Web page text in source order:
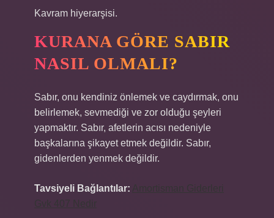
Kavram hiyerarşisi.
KURANA GÖRE SABIR
NASIL OLMALI?
Sabır, onu kendiniz önlemek ve caydırmak, onu
belirlemek, sevmediği ve zor olduğu şeyleri
yapmaktır. Sabır, afetlerin acısı nedeniyle
başkalarına şikayet etmek değildir. Sabır,
gidenlerden yenmek değildir.
Tavsiyeli Bağlantılar: